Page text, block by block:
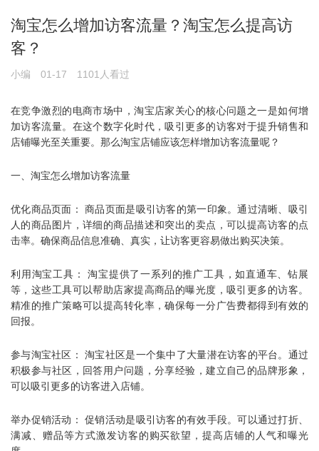
淘宝怎么增加访客流量？淘宝怎么提高访
客？
小编 01-17 1101人看过
在竞争激烈的电商市场中，淘宝店家关心的核心问题之一是如何增
加访客流量。在这个数字化时代，吸引更多的访客对于提升销售和
店铺曝光至关重要。那么淘宝店铺应该怎样增加访客流量呢？
一、淘宝怎么增加访客流量
优化商品页面： 商品页面是吸引访客的第一印象。通过清晰、吸引
人的商品图片，详细的商品描述和突出的卖点，可以提高访客的点
击率。确保商品信息准确、真实，让访客更容易做出购买决策。
利用淘宝工具： 淘宝提供了一系列的推广工具，如直通车、钻展
等，这些工具可以帮助店家提高商品的曝光度，吸引更多的访客。
精准的推广策略可以提高转化率，确保每一分广告费都得到有效的
回报。
参与淘宝社区： 淘宝社区是一个集中了大量潜在访客的平台。通过
积极参与社区，回答用户问题，分享经验，建立自己的品牌形象，
可以吸引更多的访客进入店铺。
举办促销活动： 促销活动是吸引访客的有效手段。可以通过打折、
满减、赠品等方式激发访客的购买欲望，提高店铺的人气和曝光